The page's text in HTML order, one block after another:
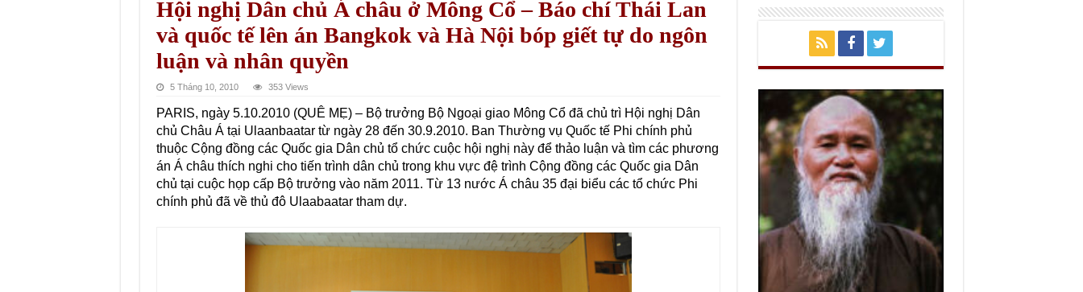
Hội nghị Dân chủ Á châu ở Mông Cổ – Báo chí Thái Lan
và quốc tế lên án Bangkok và Hà Nội bóp giết tự do ngôn
luận và nhân quyền
5 Tháng 10, 2010 353 Views
PARIS, ngày 5.10.2010 (QUÊ MẸ) – Bộ trưởng Bộ Ngoại giao Mông Cổ đã chủ trì Hội nghị Dân
chủ Châu Á tại Ulaanbaatar từ ngày 28 đến 30.9.2010. Ban Thường vụ Quốc tế Phi chính phủ
thuộc Cộng đồng các Quốc gia Dân chủ tổ chức cuộc hội nghị này để thảo luận và tìm các phương
án Á châu thích nghi cho tiến trình dân chủ trong khu vực đệ trình Cộng đồng các Quốc gia Dân
chủ tại cuộc họp cấp Bộ trưởng vào năm 2011. Từ 13 nước Á châu 35 đại biểu các tổ chức Phi
chính phủ đã về thủ đô Ulaabaatar tham dự.